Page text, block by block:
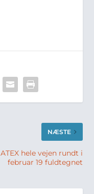
NÆSTE
ATEX hele vejen rundt i
februar 19 fuldtegnet